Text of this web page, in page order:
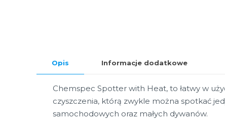
Opis Informacje dodatkowe
Chemspec Spotter with Heat, to łatwy w
czyszczenia, którą zwykle można spotkać
samochodowych oraz małych dywanów.